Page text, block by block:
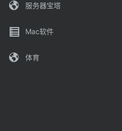
服务器宝塔
Mac软件
体育